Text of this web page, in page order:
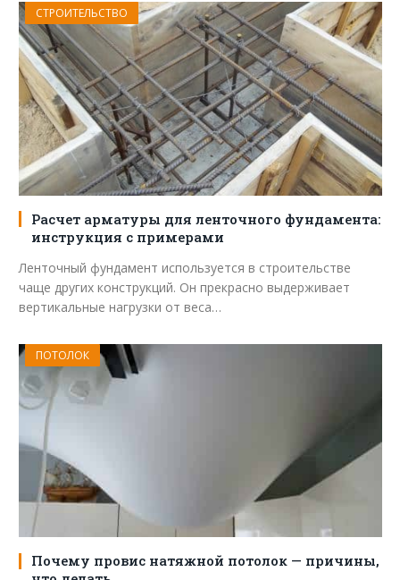
СТРОИТЕЛЬСТВО
Расчет арматуры для ленточного фундамента:
инструкция с примерами
Ленточный фундамент используется в строительстве
чаще других конструкций. Он прекрасно выдерживает
вертикальные нагрузки от веса…
ПОТОЛОК
Почему провис натяжной потолок — причины,